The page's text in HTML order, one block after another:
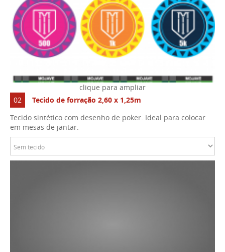
02
Tecido de forração 2,60 x 1,25m
Tecido sintético com desenho de poker. Ideal para colocar
em mesas de jantar.